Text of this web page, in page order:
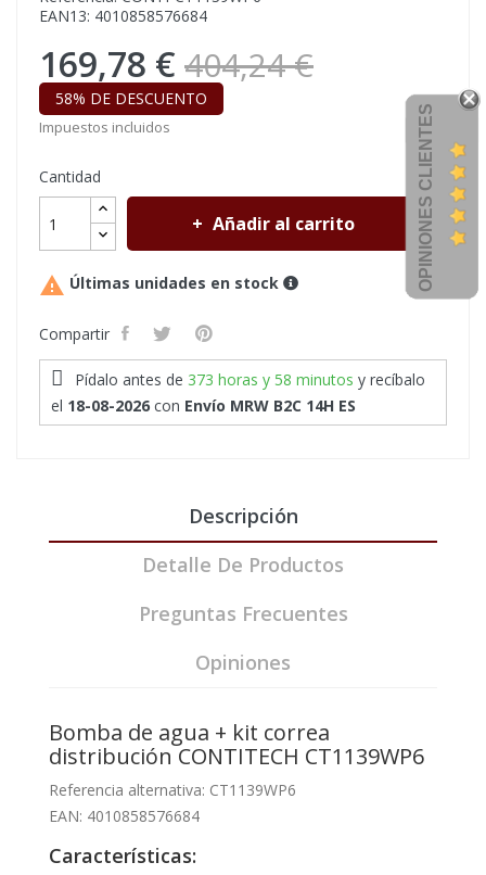
EAN13: 4010858576684
169,78 € 404,24 €
58% DE DESCUENTO
Impuestos incluidos
Cantidad
Añadir al carrito
 Últimas unidades en stock
Compartir
Pídalo antes de 373 horas y 58 minutos y recíbalo
el 18-08-2026 con Envío MRW B2C 14H ES
Descripción
Detalle De Productos
Preguntas Frecuentes
Opiniones
Bomba de agua + kit correa
distribución CONTITECH CT1139WP6
Referencia alternativa: CT1139WP6
EAN: 4010858576684
Características:
OPINIONES CLIENTES